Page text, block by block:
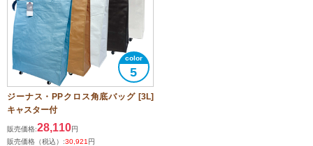
5
ジーナス・PPクロス角底バッグ [3L]
キャスター付
販売価格:28,110円
販売価格（税込）:30,921 円